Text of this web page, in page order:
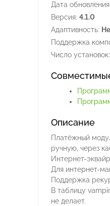
Дата обновления:
Версия: 4.1.0
Адаптивность:
Поддержка
Число установок:
Описание
Платёжный
ручную, через
Интернет-
Для интернет-
Поддержка
В таблицу
не делает.